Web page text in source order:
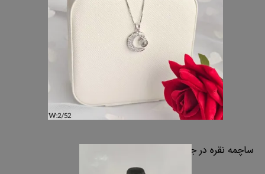
ساچمه نقره در جواهر سازی